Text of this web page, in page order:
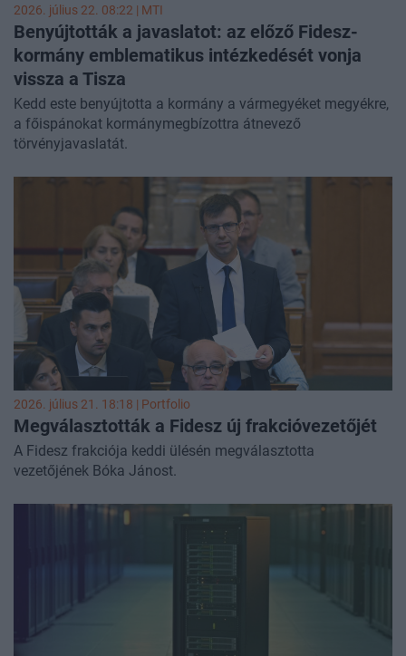
2026. július 22. 08:22 | MTI
Benyújtották a javaslatot: az előző Fidesz-
kormány emblematikus intézkedését vonja
vissza a Tisza
Kedd este benyújtotta a kormány a vármegyéket megyékre,
a főispánokat kormánymegbízottra átnevező
törvényjavaslatát.
2026. július 21. 18:18 | Portfolio
Megválasztották a Fidesz új frakcióvezetőjét
A Fidesz frakciója keddi ülésén megválasztotta
vezetőjének Bóka Jánost.